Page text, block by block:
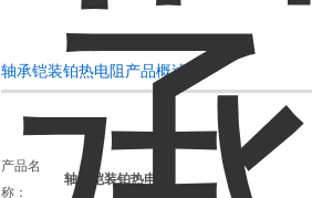
轴承铠装铂热电阻产品概述：
产品名
称：
轴承铠装铂热电阻